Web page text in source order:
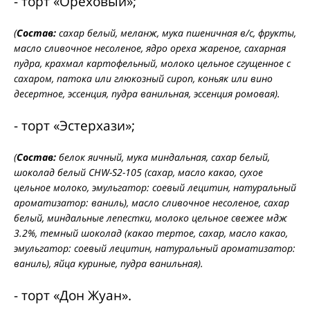
(Состав: сахар белый, меланж, мука пшеничная в/с, фрукты,
масло сливочное несоленое, ядро ореха жареное, сахарная
пудра, крахмал картофельный, молоко цельное сгущенное с
сахаром, патока или глюкозный сироп, коньяк или вино
десертное, эссенция, пудра ванильная, эссенция ромовая).
- торт «Эстерхази»;
(Состав: белок яичный, мука миндальная, сахар белый,
шоколад белый CHW-S2-105 (сахар, масло какао, сухое
цельное молоко, эмульгатор: соевый лецитин, натуральный
ароматизатор: ваниль), масло сливочное несоленое, сахар
белый, миндальные лепестки, молоко цельное свежее мдж
3.2%, темный шоколад (какао тертое, сахар, масло какао,
эмульгатор: соевый лецитин, натуральный ароматизатор:
ваниль), яйца куриные, пудра ванильная).
- торт «Дон Жуан».